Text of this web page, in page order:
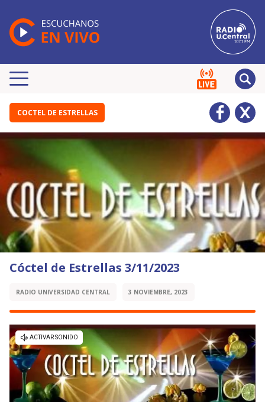
COCTEL DE ESTRELLAS
Cóctel de Estrellas 3/11/2023
RADIO UNIVERSIDAD CENTRAL 3 NOVIEMBRE, 2023